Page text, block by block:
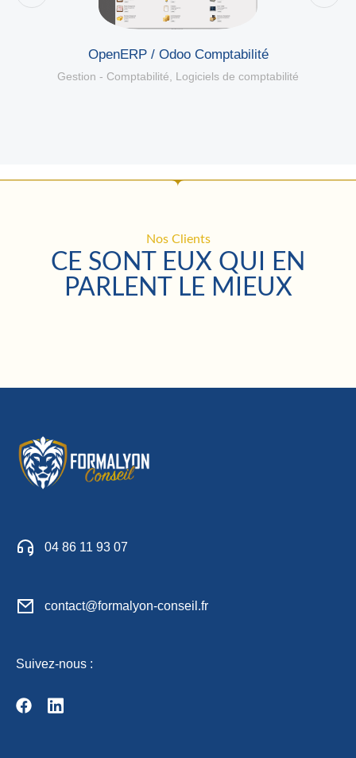
OpenERP / Odoo Comptabilité
Gestion - Comptabilité, Logiciels de comptabilité
Nos Clients
CE SONT EUX QUI EN
PARLENT LE MIEUX
04 86 11 93 07
contact@formalyon-conseil.fr
Suivez-nous :